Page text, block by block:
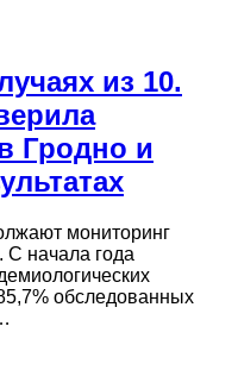
из 10.
Гродно и
мониторинг
С начала года
обследованных